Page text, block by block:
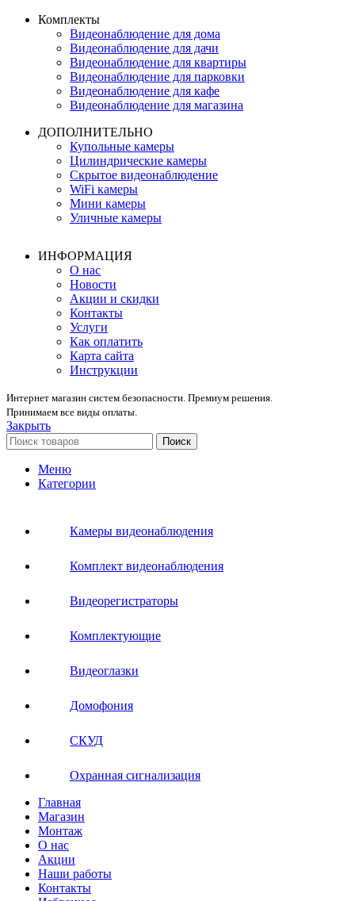
Комплекты
Видеонаблюдение для дома
Видеонаблюдение для дачи
Видеонаблюдение для квартиры
Видеонаблюдение для парковки
Видеонаблюдение для кафе
Видеонаблюдение для магазина
ДОПОЛНИТЕЛЬНО
Купольные камеры
Цилиндрические камеры
Скрытое видеонаблюдение
WiFi камеры
Мини камеры
Уличные камеры
ИНФОРМАЦИЯ
О нас
Новости
Акции и скидки
Контакты
Услуги
Как оплатить
Карта сайта
Инструкции
Интернет магазин систем безопасности. Премиум решения.
Принимаем все виды оплаты.
Закрыть
Поиск
Меню
Категории
Камеры видеонаблюдения
Комплект видеонаблюдения
Видеорегистраторы
Комплектующие
Видеоглазки
Домофония
СКУД
Охранная сигнализация
Главная
Магазин
Монтаж
О нас
Акции
Наши работы
Контакты